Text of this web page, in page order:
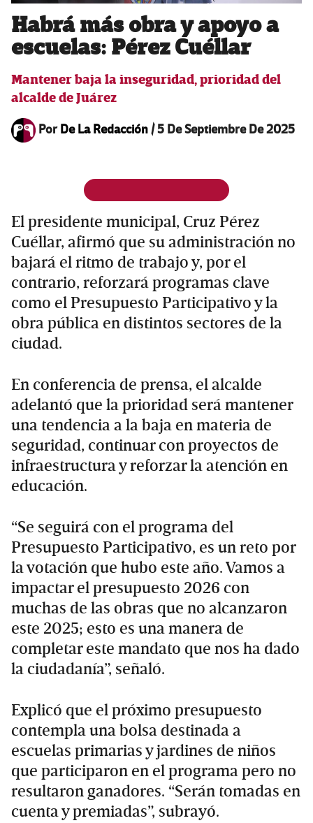
Habrá más obra y apoyo a
escuelas: Pérez Cuéllar
Mantener baja la inseguridad, prioridad del
alcalde de Juárez
PorDe La Redacción/5 De Septiembre De 2025
El presidente municipal, Cruz Pérez
Cuéllar, afirmó que su administración no
bajará el ritmo de trabajo y, por el
contrario, reforzará programas clave
como el Presupuesto Participativo y la
obra pública en distintos sectores de la
ciudad.
En conferencia de prensa, el alcalde
adelantó que la prioridad será mantener
una tendencia a la baja en materia de
seguridad, continuar con proyectos de
infraestructura y reforzar la atención en
educación.
“Se seguirá con el programa del
Presupuesto Participativo, es un reto por
la votación que hubo este año. Vamos a
impactar el presupuesto 2026 con
muchas de las obras que no alcanzaron
este 2025; esto es una manera de
completar este mandato que nos ha dado
la ciudadanía”, señaló.
Explicó que el próximo presupuesto
contempla una bolsa destinada a
escuelas primarias y jardines de niños
que participaron en el programa pero no
resultaron ganadores. “Serán tomadas en
cuenta y premiadas”, subrayó.